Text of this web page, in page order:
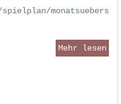
monatsuebers
Mehr lesen